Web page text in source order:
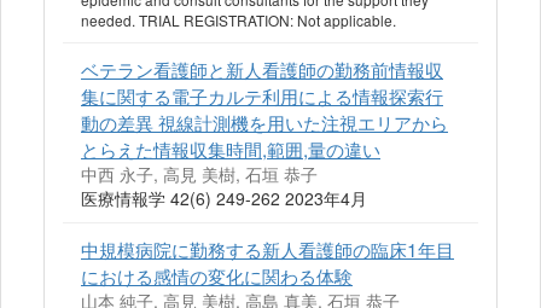
needed. TRIAL REGISTRATION: Not applicable.
ベテラン看護師と新人看護師の勤務前情報収
集に関する電子カルテ利用による情報探索行
動の差異 視線計測機を用いた注視エリアから
とらえた情報収集時間,範囲,量の違い
中西 永子, 高見 美樹, 石垣 恭子
医療情報学 42(6) 249-262 2023年4月
中規模病院に勤務する新人看護師の臨床1年目
における感情の変化に関わる体験
山本 純子, 高見 美樹, 高島 真美, 石垣 恭子